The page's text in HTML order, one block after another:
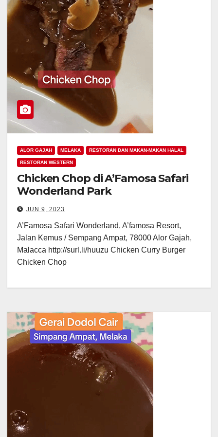
ALOR GAJAH MELAKA RESTORAN DAN MAKAN-MAKAN HALAL
RESTORAN WESTERN
Chicken Chop di A’Famosa Safari
Wonderland Park
JUN 9, 2023
A’Famosa Safari Wonderland, A’famosa Resort,
Jalan Kemus / Sempang Ampat, 78000 Alor Gajah,
Malacca http://surl.li/huuzu Chicken Curry Burger
Chicken Chop